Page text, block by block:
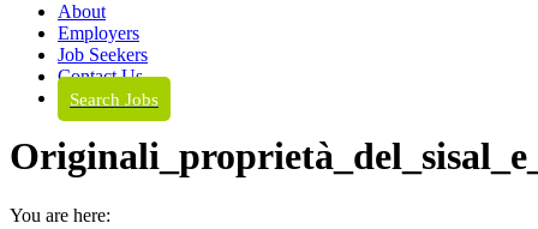
About
Employers
Job Seekers
Contact Us
Search Jobs
You are here: